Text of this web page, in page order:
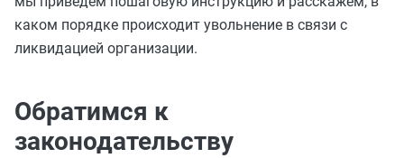
каком порядке происходит увольнение в связи с
ликвидацией организации.
Обратимся к
законодательству